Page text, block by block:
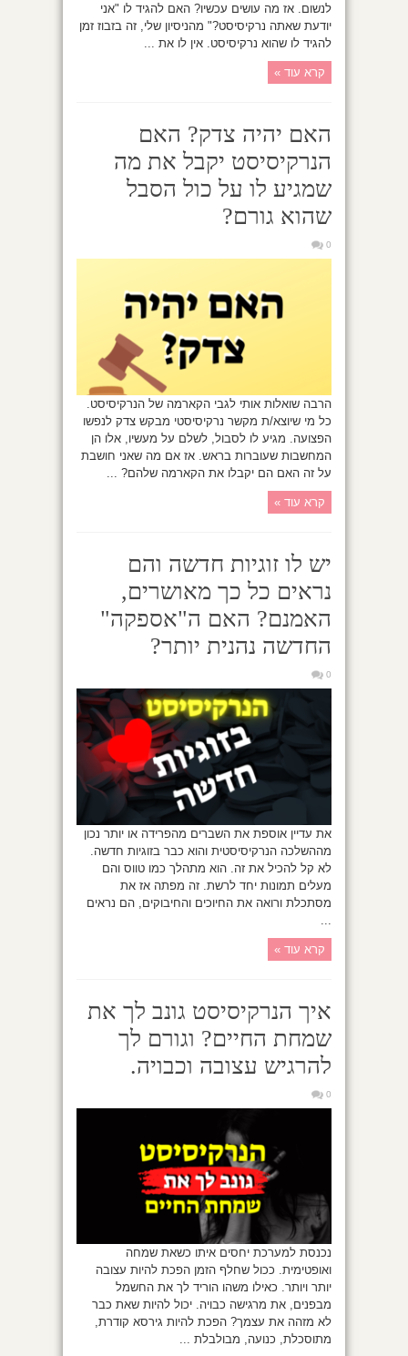
לנשום. אז מה עושים עכשיו? האם להגיד לו "אני
יודעת שאתה נרקיסיסט?" מהניסיון שלי, זה בזבוז זמן
להגיד לו שהוא נרקיסיסט. אין לו את ...
קרא עוד »
האם יהיה צדק? האם
הנרקיסיסט יקבל את מה
שמגיע לו על כול הסבל
שהוא גורם?
0
הרבה שואלות אותי לגבי הקארמה של הנרקיסיסט.
כל מי שיוצא/ת מקשר נרקיסיסטי מבקש צדק לנפשו
הפצועה. מגיע לו לסבול, לשלם על מעשיו, אלו הן
המחשבות שעוברות בראש. אז אם מה שאני חושבת
על זה האם הם יקבלו את הקארמה שלהם? ...
קרא עוד »
יש לו זוגיות חדשה והם
נראים כל כך מאושרים,
האמנם? האם ה"אספקה"
החדשה נהנית יותר?
0
את עדיין אוספת את השברים מהפרידה או יותר נכון
מההשלכה הנרקיסיסטית והוא כבר בזוגיות חדשה.
לא קל להכיל את זה. הוא מתהלך כמו טווס והם
מעלים תמונות יחד לרשת. זה מפתה אז את
מסתכלת ורואה את החיוכים והחיבוקים, הם נראים
קרא עוד »
איך הנרקיסיסט גונב לך את
שמחת החיים? וגורם לך
להרגיש עצובה וכבויה.
0
נכנסת למערכת יחסים איתו כשאת שמחה
ואופטימית. ככול שחלף הזמן הפכת להיות עצובה
יותר ויותר. כאילו משהו הוריד לך את החשמל
מבפנים, את מרגישה כבויה. יכול להיות שאת כבר
לא מזהה את עצמך? הפכת להיות גירסא קודרת,
מתוסכלת, כנועה, מבולבלת ...